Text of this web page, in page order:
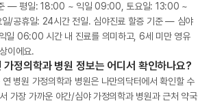
준 — 평일: 18:00 ~ 익일 09:00, 토요일: 13:00 ~
/공휴일: 24시간 전일. 심야진료 할증 기준 — 심야
일 06:00 시간 내 진료를 의미하고, 6세 미만 영유
이에요.
정의학과 병원 정보는 어디서 확인하나요?
병원 가정의학과 병원은 나만의닥터에서 확인할 수
가장 가까운 야간/심야 가정의학과 병원과 근처 약국